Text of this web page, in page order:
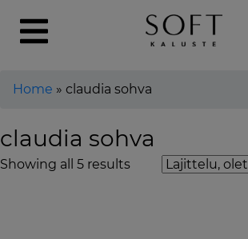
Home » claudia sohva
claudia sohva
Showing all 5 results